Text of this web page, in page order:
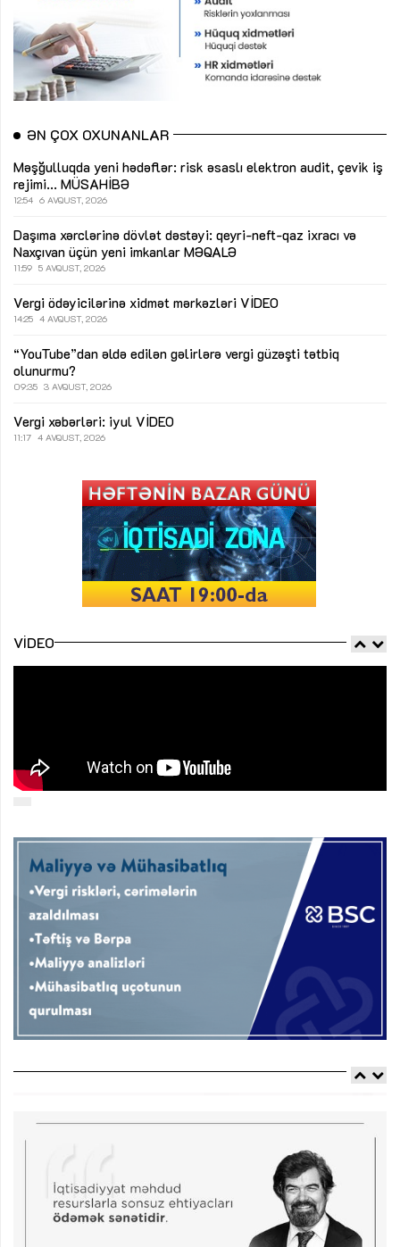
ƏN ÇOX OXUNANLAR
Məşğulluqda yeni hədəflər: risk əsaslı elektron audit, çevik iş
rejimi... MÜSAHİBƏ
12:54 6 AVQUST, 2026
Daşıma xərclərinə dövlət dəstəyi: qeyri-neft-qaz ixracı və
Naxçıvan üçün yeni imkanlar MƏQALƏ
11:59 5 AVQUST, 2026
Vergi ödəyicilərinə xidmət mərkəzləri VİDEO
14:25 4 AVQUST, 2026
“YouTube”dan əldə edilən gəlirlərə vergi güzəşti tətbiq
olunurmu?
09:35 3 AVQUST, 2026
Vergi xəbərləri: iyul VİDEO
11:17 4 AVQUST, 2026
VIDEO